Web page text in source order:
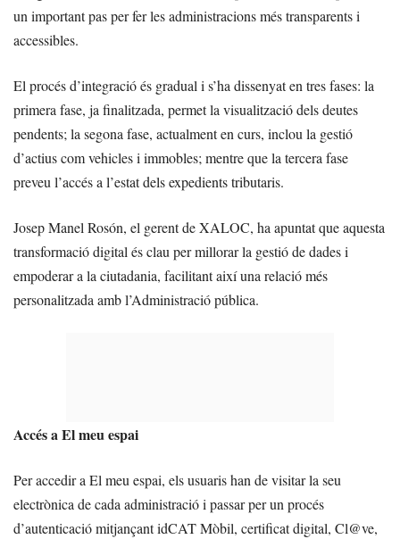
un important pas per fer les administracions més transparents i
accessibles.
El procés d’integració és gradual i s’ha dissenyat en tres fases: la
primera fase, ja finalitzada, permet la visualització dels deutes
pendents; la segona fase, actualment en curs, inclou la gestió
d’actius com vehicles i immobles; mentre que la tercera fase
preveu l’accés a l’estat dels expedients tributaris.
Josep Manel Rosón, el gerent de XALOC, ha apuntat que aquesta
transformació digital és clau per millorar la gestió de dades i
empoderar a la ciutadania, facilitant així una relació més
personalitzada amb l’Administració pública.
Accés a El meu espai
Per accedir a El meu espai, els usuaris han de visitar la seu
electrònica de cada administració i passar per un procés
d’autenticació mitjançant idCAT Mòbil, certificat digital, Cl@ve,